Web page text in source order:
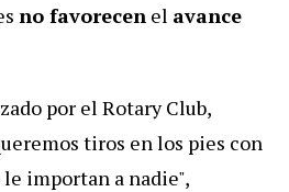
no favorecen el avance
por el Rotary Club,
tiros en los pies con
importan a nadie",